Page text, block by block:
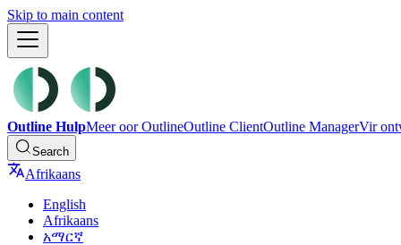
Skip to main content
Outline HulpMeer oor OutlineOutline ClientOutline ManagerVir
Search
Afrikaans
English
Afrikaans
አማርኛ